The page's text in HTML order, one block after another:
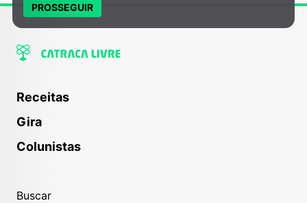
Receitas
Gira
Colunistas
Buscar
PROSSEGUIR